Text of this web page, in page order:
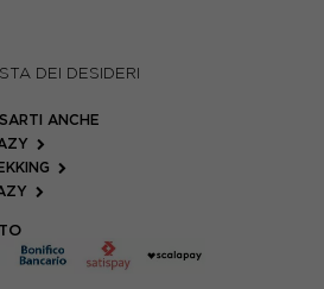
DEI DESIDERI
ANCHE